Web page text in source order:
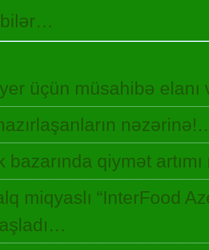
bilər…
üçün müsahibə
bazarında qiymət
miqyaslı “InterFood